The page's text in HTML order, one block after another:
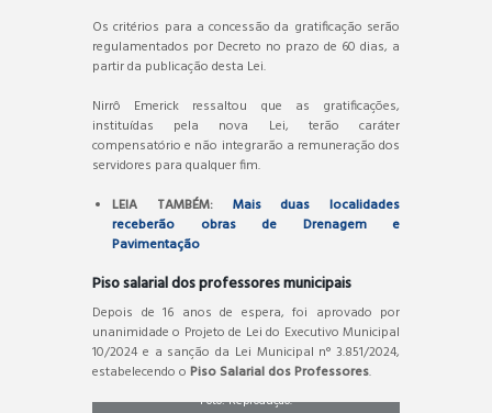
Os critérios para a concessão da gratificação serão
regulamentados por Decreto no prazo de 60 dias, a
partir da publicação desta Lei.
Nirrô Emerick ressaltou que as gratificações,
instituídas pela nova Lei, terão caráter
compensatório e não integrarão a remuneração dos
servidores para qualquer fim.
LEIA TAMBÉM: Mais duas localidades
receberão obras de Drenagem e
Pavimentação
Piso salarial dos professores municipais
Depois de 16 anos de espera, foi aprovado por
unanimidade o Projeto de Lei do Executivo Municipal
10/2024 e a sanção da Lei Municipal n° 3.851/2024,
estabelecendo o Piso Salarial dos Professores.
Foto: Reprodução.